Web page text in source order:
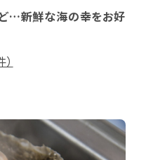
ど…新鮮な海の幸をお好